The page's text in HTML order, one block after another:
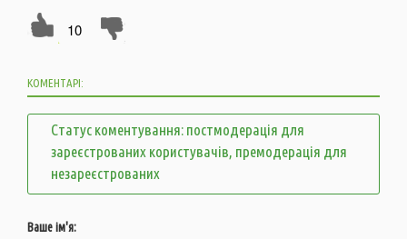
10
КОМЕНТАРІ:
Статус коментування: постмодерація для
зареєстрованих користувачів, премодерація для
незареєстрованих
Ваше ім'я: